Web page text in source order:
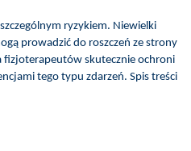
ryzykiem. Niewielki
prowadzić do roszczeń ze strony
fizjoterapeutów skutecznie ochroni
tego typu zdarzeń. Spis treści